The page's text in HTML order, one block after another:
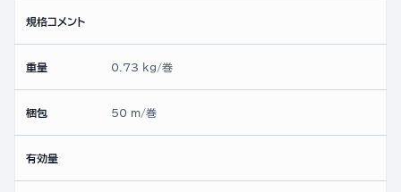
規格コメント
重量 0.73 kg/巻
梱包 50 m/巻
有効量